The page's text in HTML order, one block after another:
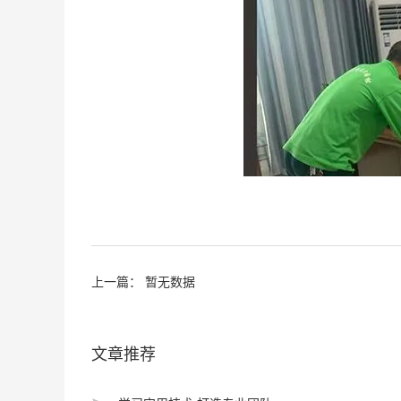
上一篇： 暂无数据
文章推荐